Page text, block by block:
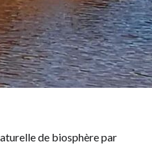
de biosphère par